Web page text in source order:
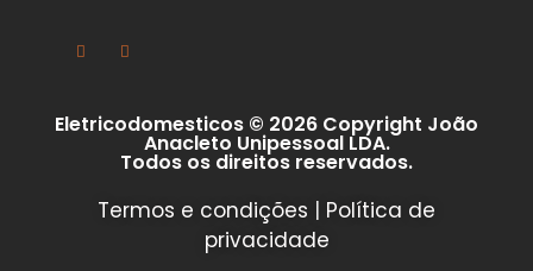
Eletricodomesticos © 2026 Copyright João
Anacleto Unipessoal LDA.
Todos os direitos reservados.
Termos e condições | Política de
privacidade